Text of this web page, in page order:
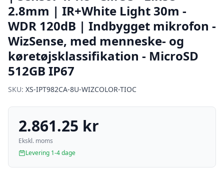
2.8mm | IR+White Light 30m -
WDR 120dB | Indbygget mikrofon -
WizSense, med menneske- og
køretøjsklassifikation - MicroSD
512GB IP67
SKU: XS-IPT982CA-8U-WIZCOLOR-TIOC
2.861.25 kr
Ekskl. moms
Levering 1-4 dage